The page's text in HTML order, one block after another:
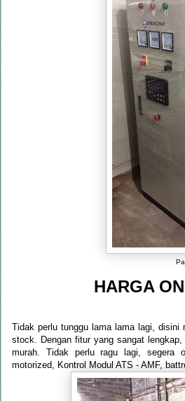
HARGA
Tidak perlu tunggu lama lama lagi, disini
stock. Dengan fitur yang sangat
murah. Tidak perlu ragu lagi, segera
motorized, Kontrol Modul ATS - AMF,